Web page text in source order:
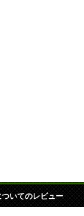
ついてのレビュー